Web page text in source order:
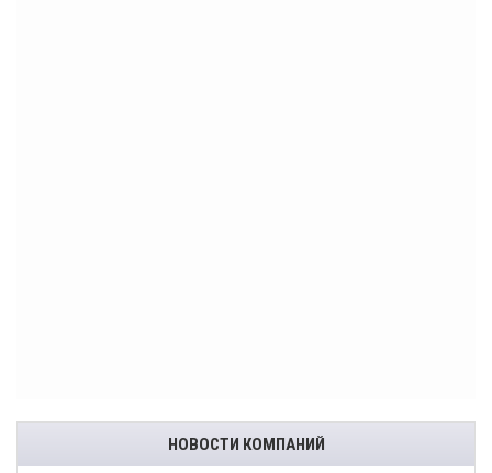
НОВОСТИ КОМПАНИЙ